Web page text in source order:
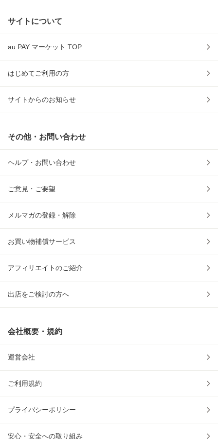
サイトについて
au PAY マーケット TOP
はじめてご利用の方
サイトからのお知らせ
その他・お問い合わせ
ヘルプ・お問い合わせ
ご意見・ご要望
メルマガの登録・解除
お買い物補償サービス
アフィリエイトのご紹介
出店をご検討の方へ
会社概要・規約
運営会社
ご利用規約
プライバシーポリシー
安心・安全への取り組み